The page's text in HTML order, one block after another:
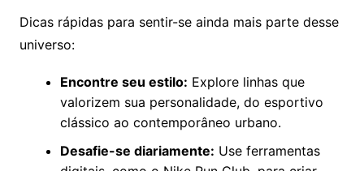
Dicas rápidas para sentir-se ainda mais parte desse
universo:
Encontre seu estilo: Explore linhas que
valorizem sua personalidade, do esportivo
clássico ao contemporâneo urbano.
Desafie-se diariamente: Use ferramentas